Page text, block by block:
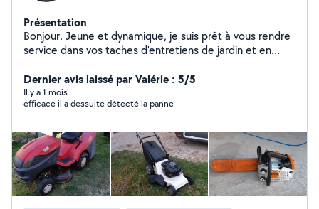
Présentation
Bonjour. Jeune et dynamique, je suis prêt à vous rendre
service dans vos taches d'entretiens de jardin et en
Dernier avis laissé par Valérie : 5/5
Il y a 1 mois
efficace il a dessuite détecté la panne